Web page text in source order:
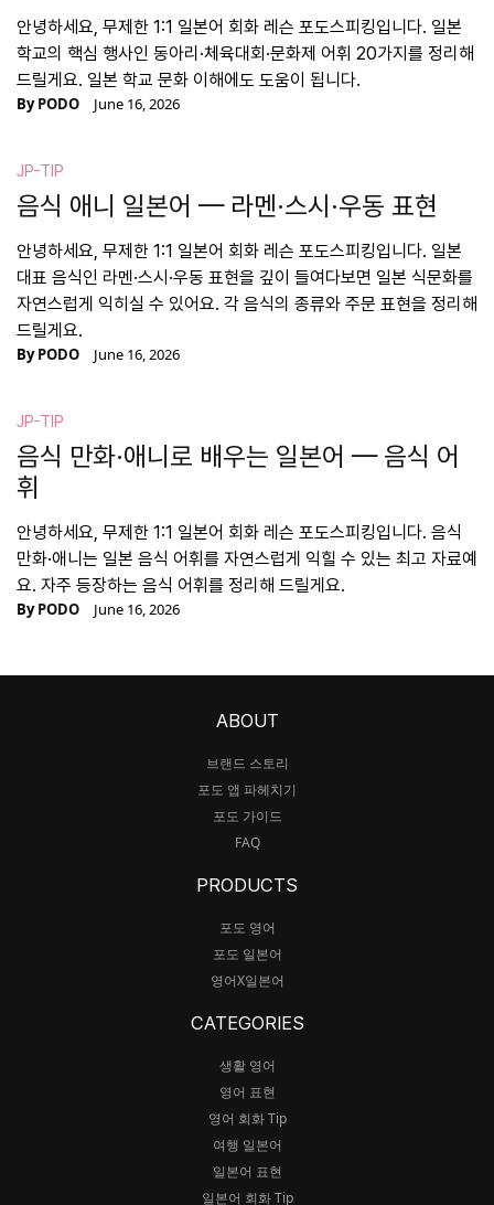
안녕하세요, 무제한 1:1 일본어 회화 레슨 포도스피킹입니다. 일본
학교의 핵심 행사인 동아리·체육대회·문화제 어휘 20가지를 정리해
드릴게요. 일본 학교 문화 이해에도 도움이 됩니다.
ByPODO June 16, 2026
JP-TIP
음식 애니 일본어 — 라멘·스시·우동 표현
안녕하세요, 무제한 1:1 일본어 회화 레슨 포도스피킹입니다. 일본
대표 음식인 라멘·스시·우동 표현을 깊이 들여다보면 일본 식문화를
자연스럽게 익히실 수 있어요. 각 음식의 종류와 주문 표현을 정리해
드릴게요.
ByPODO June 16, 2026
JP-TIP
음식 만화·애니로 배우는 일본어 — 음식 어
휘
안녕하세요, 무제한 1:1 일본어 회화 레슨 포도스피킹입니다. 음식
만화·애니는 일본 음식 어휘를 자연스럽게 익힐 수 있는 최고 자료예
요. 자주 등장하는 음식 어휘를 정리해 드릴게요.
ByPODO June 16, 2026
ABOUT
브랜드 스토리
포도 앱 파헤치기
포도 가이드
FAQ
PRODUCTS
포도 영어
포도 일본어
영어X일본어
CATEGORIES
생활 영어
영어 표현
영어 회화 Tip
여행 일본어
일본어 표현
일본어 회화 Tip